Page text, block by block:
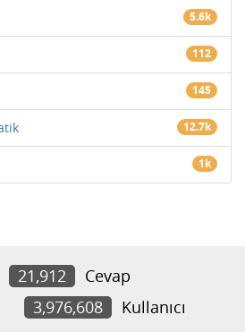
5.6k
112
145
12.7k
1k
21,912
Cevap
3,976,608 Kullanıcı